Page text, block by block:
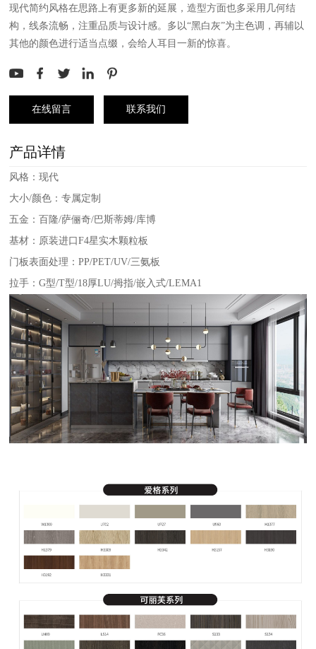
现代简约风格在思路上有更多新的延展，造型方面也多采用几何结
构，线条流畅，注重品质与设计感。多以“黑白灰”为主色调，再辅以
其他的颜色进行适当点缀，会给人耳目一新的惊喜。
在线留言 联系我们
产品详情
风格：现代
大小/颜色：专属定制
五金：百隆/萨俪奇/巴斯蒂姆/库博
基材：原装进口F4星实木颗粒板
门板表面处理：PP/PET/UV/三氨板
拉手：G型/T型/18厚LU/拇指/嵌入式/LEMA1